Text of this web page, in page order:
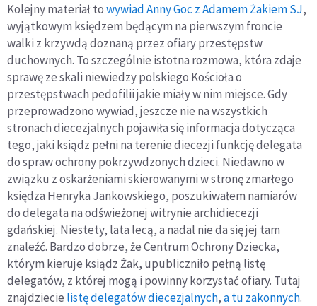
Kolejny materiał towywiad Anny Goc z Adamem Żakiem SJ,
wyjątkowym księdzem będącym na pierwszym froncie
walki z krzywdą doznaną przez ofiary przestępstw
duchownych. To szczególnie istotna rozmowa, która zdaje
sprawę ze skali niewiedzy polskiego Kościoła o
przestępstwach pedofilii jakie miały w nim miejsce. Gdy
przeprowadzono wywiad, jeszcze nie na wszystkich
stronach diecezjalnych pojawiła się informacja dotycząca
tego, jaki ksiądz pełni na terenie diecezji funkcję delegata
do spraw ochrony pokrzywdzonych dzieci. Niedawno w
związku z oskarżeniami skierowanymi w stronę zmarłego
księdza Henryka Jankowskiego, poszukiwałem namiarów
do delegata na odświeżonej witrynie archidiecezji
gdańskiej. Niestety, lata lecą, a nadal nie da się jej tam
znaleźć. Bardzo dobrze, że Centrum Ochrony Dziecka,
którym kieruje ksiądz Żak, upubliczniło pełną listę
delegatów, z której mogą i powinny korzystać ofiary. Tutaj
znajdziecie listę delegatów diecezjalnych,a tu zakonnych.